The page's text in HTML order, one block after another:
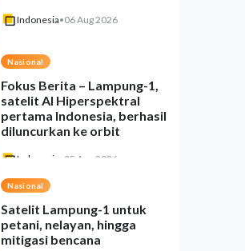
Indonesia•06 Aug 2026
Nasional
Fokus Berita – Lampung-1,
satelit AI Hiperspektral
pertama Indonesia, berhasil
diluncurkan ke orbit
Indonesia 05 Aug 2026
Nasional
Satelit Lampung-1 untuk
petani, nelayan, hingga
mitigasi bencana